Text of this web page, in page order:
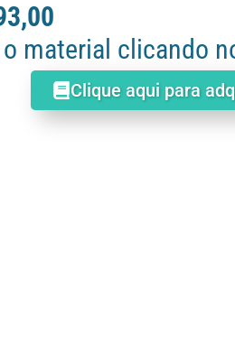
material clicando
Clique aqui para